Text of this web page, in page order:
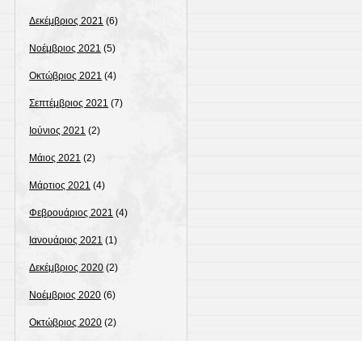
Δεκέμβριος 2021 (6)
Νοέμβριος 2021 (5)
Οκτώβριος 2021 (4)
Σεπτέμβριος 2021 (7)
Ιούνιος 2021 (2)
Μάιος 2021 (2)
Μάρτιος 2021 (4)
Φεβρουάριος 2021 (4)
Ιανουάριος 2021 (1)
Δεκέμβριος 2020 (2)
Νοέμβριος 2020 (6)
Οκτώβριος 2020 (2)